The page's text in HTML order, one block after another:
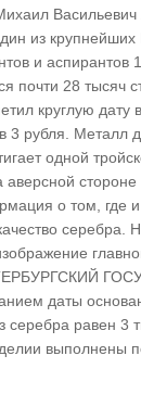
из
и аспирантов
почти 28 тысяч
круглую дату
3 рубля. Металл
одной
аверсной
о том, где
серебра.
даты
серебра равен 3
выполнены